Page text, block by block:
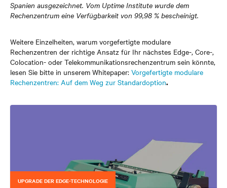
Spanien ausgezeichnet. Vom Uptime Institute wurde dem
Rechenzentrum eine Verfügbarkeit von 99,98 % bescheinigt.
Weitere Einzelheiten, warum vorgefertigte modulare
Rechenzentren der richtige Ansatz für Ihr nächstes Edge-, Core-,
Colocation- oder Telekommunikationsrechenzentrum sein könnte,
lesen Sie bitte in unserem Whitepaper: Vorgefertigte modulare
Rechenzentren: Auf dem Weg zur Standardoption.
UPGRADE DER EDGE-TECHNOLOGIE